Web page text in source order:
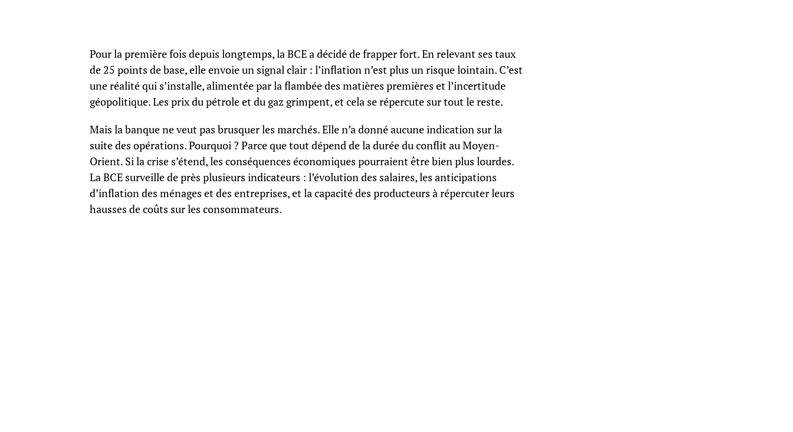
Pour la première fois depuis longtemps, la BCE a décidé de frapper fort. En relevant ses taux
de 25 points de base, elle envoie un signal clair : l’inflation n’est plus un risque lointain. C’est
une réalité qui s’installe, alimentée par la flambée des matières premières et l’incertitude
géopolitique. Les prix du pétrole et du gaz grimpent, et cela se répercute sur tout le reste.
Mais la banque ne veut pas brusquer les marchés. Elle n’a donné aucune indication sur la
suite des opérations. Pourquoi ? Parce que tout dépend de la durée du conflit au Moyen-
Orient. Si la crise s’étend, les conséquences économiques pourraient être bien plus lourdes.
La BCE surveille de près plusieurs indicateurs : l’évolution des salaires, les anticipations
d’inflation des ménages et des entreprises, et la capacité des producteurs à répercuter leurs
hausses de coûts sur les consommateurs.